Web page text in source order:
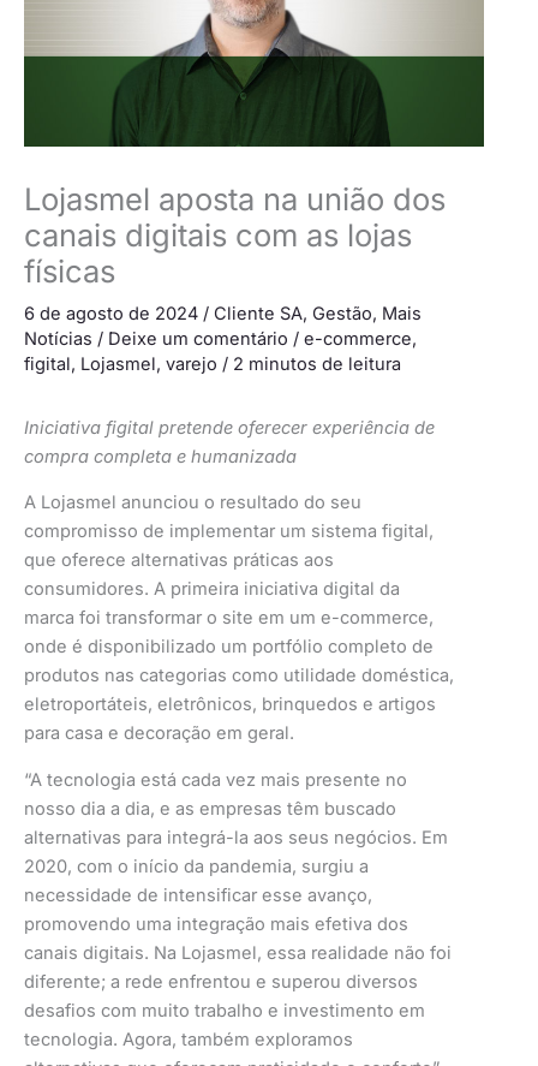
Lojasmel aposta na união dos
canais digitais com as lojas
físicas
6 de agosto de 2024 / Cliente SA, Gestão, Mais
Notícias / Deixe um comentário / e-commerce,
figital, Lojasmel, varejo / 2 minutos de leitura
Iniciativa figital pretende oferecer experiência de
compra completa e humanizada
A Lojasmel anunciou o resultado do seu
compromisso de implementar um sistema figital,
que oferece alternativas práticas aos
consumidores. A primeira iniciativa digital da
marca foi transformar o site em um e-commerce,
onde é disponibilizado um portfólio completo de
produtos nas categorias como utilidade doméstica,
eletroportáteis, eletrônicos, brinquedos e artigos
para casa e decoração em geral.
“A tecnologia está cada vez mais presente no
nosso dia a dia, e as empresas têm buscado
alternativas para integrá-la aos seus negócios. Em
2020, com o início da pandemia, surgiu a
necessidade de intensificar esse avanço,
promovendo uma integração mais efetiva dos
canais digitais. Na Lojasmel, essa realidade não foi
diferente; a rede enfrentou e superou diversos
desafios com muito trabalho e investimento em
tecnologia. Agora, também exploramos